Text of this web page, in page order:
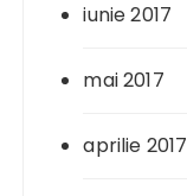
iunie 2017
mai 2017
aprilie 2017